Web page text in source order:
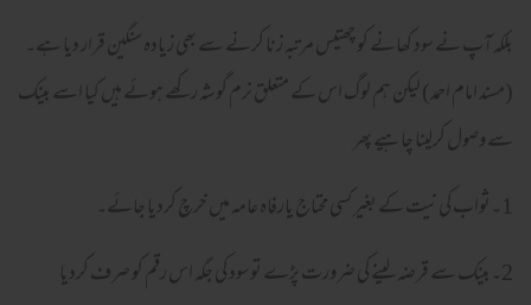
بلکہ آپ نے سود کھانے کو چھتیس مرتبہ زنا کرنے سے بھی زیادہ سنگین قرار دیا ہے۔
(مسند امام احمد) لیکن ہم لوگ اس کے متعلق نرم گوشہ رکھے ہوئے ہیں کیا اسے بینک
سے وصول کرلینا چاہیے پھر
1۔ثواب کی نیت کے بغیر کسی محتاج یارفاہ عامہ میں خرچ کردیا جائے۔
2۔بینک سے قرضہ لینے کی ضرورت پڑے تو سود کی جگہ اس رقم کو صرف کردیا